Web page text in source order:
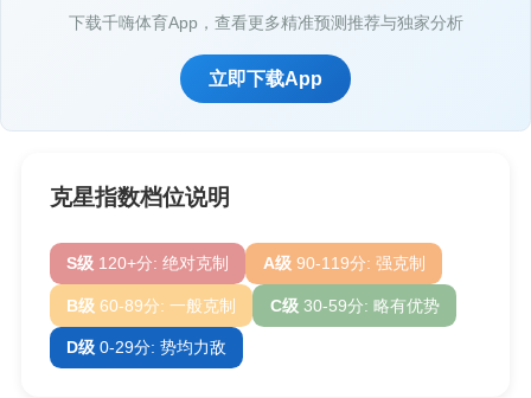
下载千嗨体育App，查看更多精准预测推荐与独家分析
立即下载App
克星指数档位说明
S级 120+分: 绝对克制 A级90-119分: 强克制
B级 60-89分: 一般克制 C级30-59分: 略有优势
D级 0-29分: 势均力敌